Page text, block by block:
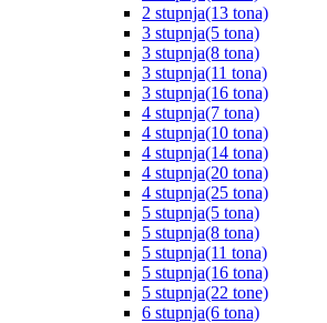
2 stupnja(13 tona)
3 stupnja(5 tona)
3 stupnja(8 tona)
3 stupnja(11 tona)
3 stupnja(16 tona)
4 stupnja(7 tona)
4 stupnja(10 tona)
4 stupnja(14 tona)
4 stupnja(20 tona)
4 stupnja(25 tona)
5 stupnja(5 tona)
5 stupnja(8 tona)
5 stupnja(11 tona)
5 stupnja(16 tona)
5 stupnja(22 tone)
6 stupnja(6 tona)